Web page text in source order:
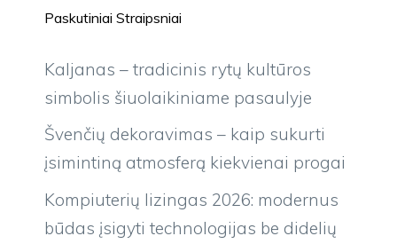
Paskutiniai Straipsniai
Kaljanas – tradicinis rytų kultūros
simbolis šiuolaikiniame pasaulyje
Švenčių dekoravimas – kaip sukurti
įsimintiną atmosferą kiekvienai progai
Kompiuterių lizingas 2026: modernus
būdas įsigyti technologijas be didelių